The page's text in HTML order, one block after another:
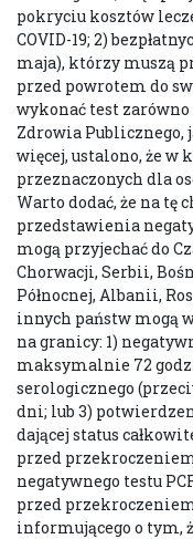
pokryciu kosztów
COVID-19; 2)
maja), którzy muszą
przed powrotem do
wykonać test
Zdrowia
więcej, ustalono, że w
przeznaczonych dla
Warto dodać, że na tę
przedstawienia
mogą przyjechać do
Chorwacji, Serbii,
Północnej, Albanii,
innych państw mogą
na granicy: 1)
maksymalnie 72
serologicznego
dni; lub 3)
dającej status
przed
negatywnego testu
przed
informującego o tym,